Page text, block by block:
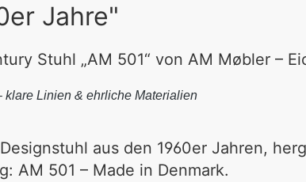
Jahre"
Stuhl „AM 501“ von AM Møbler –
klare Linien & ehrliche Materialien
aus den 1960er Jahren,
AM 501 – Made in Denmark.